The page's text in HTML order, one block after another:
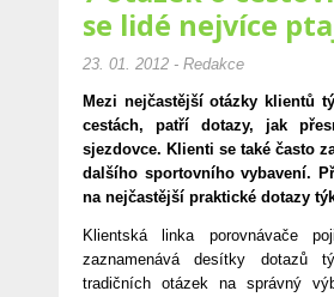
se lidé nejvíce
23. 01. 2012 - Redakce
Mezi nejčastější otázky klientů
cestách, patří dotazy, jak
sjezdovce. Klienti se také často
dalšího sportovního vybavení.
na nejčastější praktické dotazy
Klientská linka porovnávače
zaznamenává desítky dotazů
tradičních otázek na správný